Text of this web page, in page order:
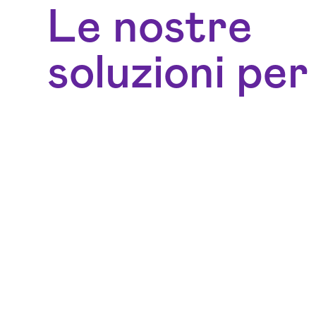
Le nostre
soluzioni